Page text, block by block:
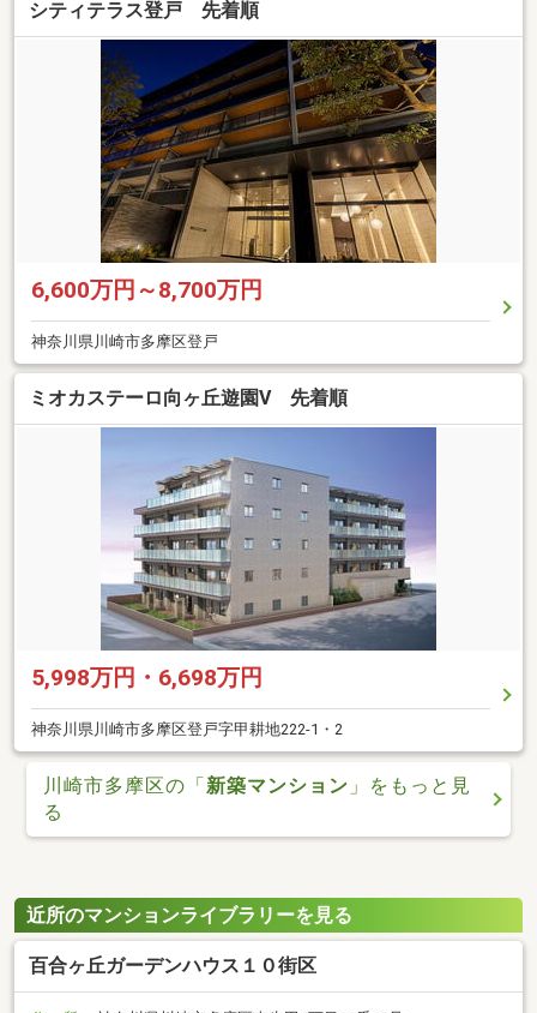
シティテラス登戸 先着順
6,600万円～8,700万円
神奈川県川崎市多摩区登戸
ミオカステーロ向ヶ丘遊園V 先着順
5,998万円・6,698万円
神奈川県川崎市多摩区登戸字甲耕地222-1・2
川崎市多摩区の「新築マンション 」をもっと見
る
近所のマンションライブラリーを見る
百合ヶ丘ガーデンハウス１０街区